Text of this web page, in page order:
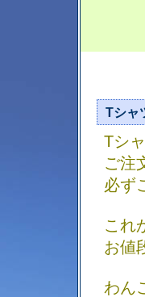
Tシャ
Tシ
ご注
必ず
これ
お値
わん